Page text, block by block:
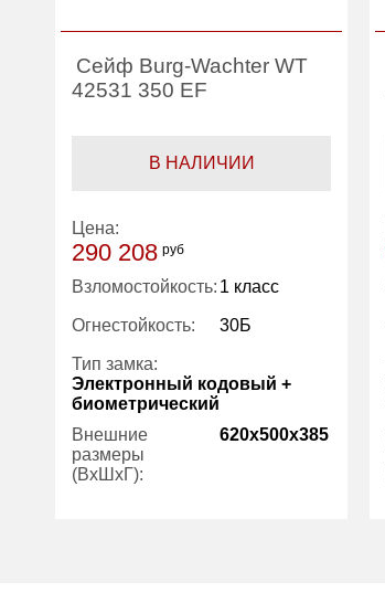
Сейф Burg-Wachter WT
42531 350 EF
В НАЛИЧИИ
Цена:
290 208 руб
Взломостойкость: 1 класс
Огнестойкость: 30Б
Тип замка:
Электронный кодовый +
биометрический
Внешние
размеры
(ВхШхГ):
620x500x385